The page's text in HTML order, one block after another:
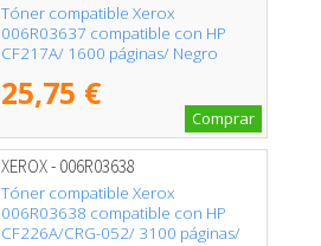
Tóner compatible Xerox
006R03637 compatible con HP
CF217A/ 1600 páginas/ Negro
25,75 €
Comprar
XEROX - 006R03638
Tóner compatible Xerox
006R03638 compatible con HP
CF226A/CRG-052/ 3100 páginas/